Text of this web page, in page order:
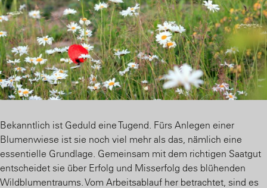
Bekanntlich ist Geduld eine Tugend. Fürs Anlegen einer
Blumenwiese ist sie noch viel mehr als das, nämlich eine
essentielle Grundlage. Gemeinsam mit dem richtigen Saatgut
entscheidet sie über Erfolg und Misserfolg des blühenden
Wildblumentraums. Vom Arbeitsablauf her betrachtet, sind es